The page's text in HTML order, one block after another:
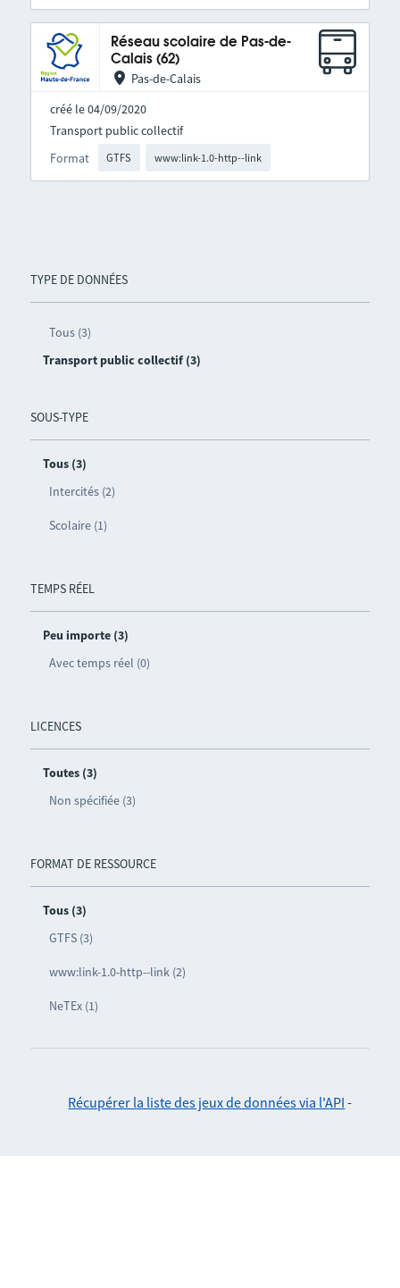
TYPE DE DONNÉES
Tous (3)
Transport public collectif (3)
SOUS-TYPE
Tous (3)
Intercités (2)
Scolaire (1)
TEMPS RÉEL
Peu importe (3)
Avec temps réel (0)
LICENCES
Toutes (3)
Non spécifiée (3)
FORMAT DE RESSOURCE
Tous (3)
GTFS (3)
www:link-1.0-http--link (2)
NeTEx (1)
Réseau scolaire de Pas-de-
Calais (62)
Pas-de-Calais
créé le 04/09/2020
Format GTFS www:link-1.0-http--link
Transport public collectif
Récupérer la liste des jeux de données via l'API -